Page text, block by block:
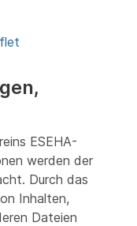
ESEHA-
werden der
Durch das
Inhalten,
Dateien